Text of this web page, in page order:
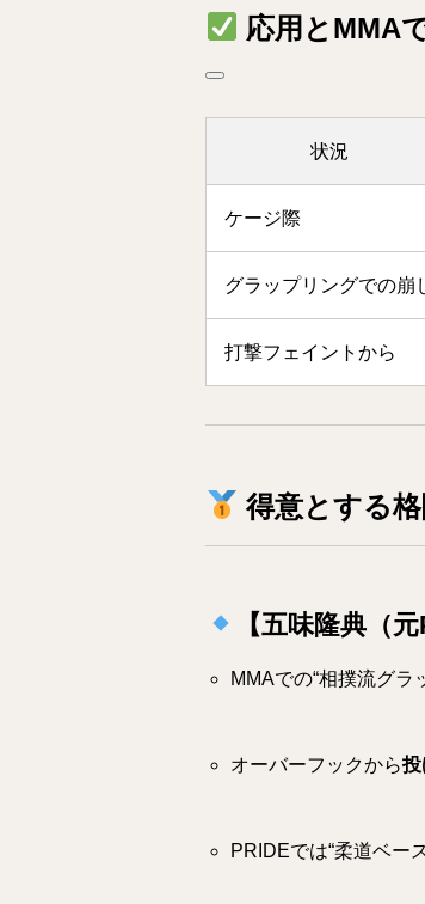
応用とMMA
状況
ケージ際
グラップリングでの崩
打撃フェイントから
得意とする
【五味隆典（
MMAでの“相撲流グラ
オーバーフックから投
PRIDEでは“柔道ベー